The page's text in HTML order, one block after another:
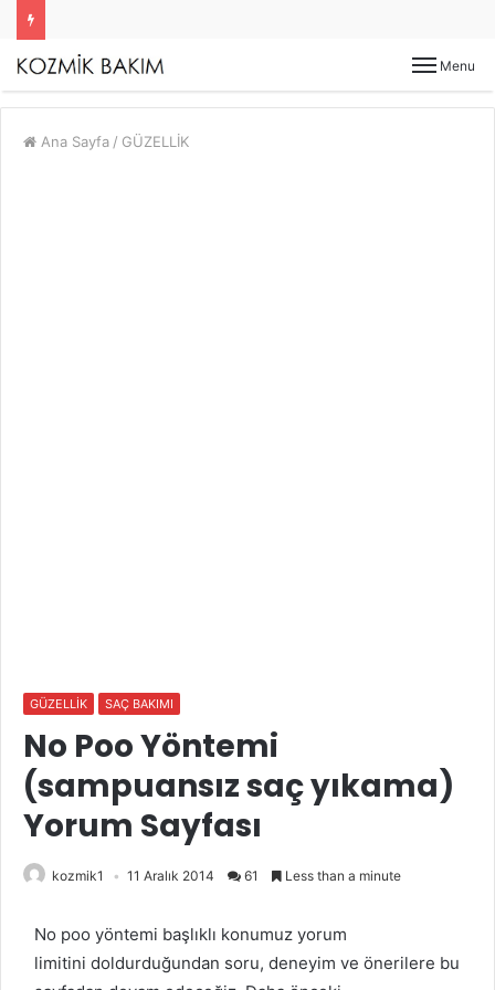
Menu
Ana Sayfa / GÜZELLİK
GÜZELLİK SAÇ BAKIMI
No Poo Yöntemi
(sampuansız saç yıkama)
Yorum Sayfası
kozmik1 11 Aralık 2014 61 Less than a minute
No poo yöntemi başlıklı konumuz yorum
limitini doldurduğundan soru, deneyim ve önerilere bu